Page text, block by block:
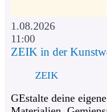
1.08.2026
11:00
ZEIK in der
ZEIK
GEstalte deine